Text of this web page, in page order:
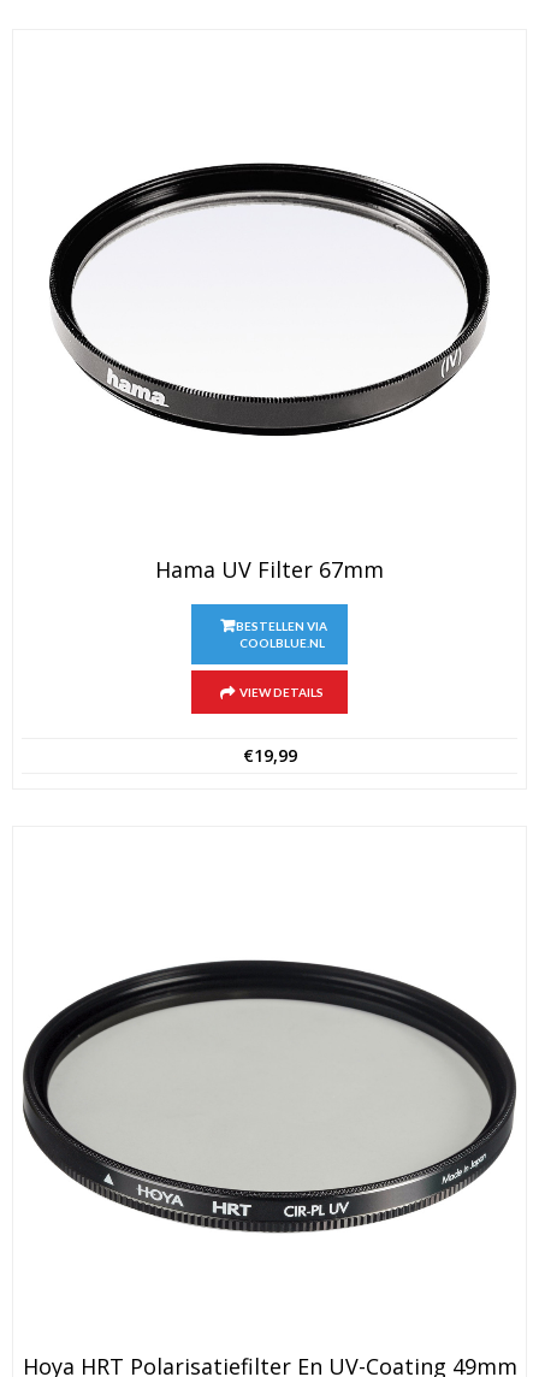
Hama UV Filter 67mm
BESTELLEN VIA
COOLBLUE.NL
VIEW DETAILS
€19,99
Hoya HRT Polarisatiefilter En UV-Coating 49mm